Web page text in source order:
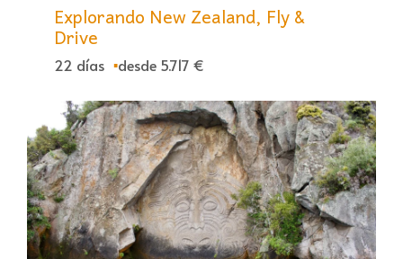
Explorando New Zealand, Fly &
Drive
22 días desde 5.717 €